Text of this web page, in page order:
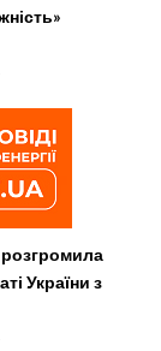
розгромила
України з